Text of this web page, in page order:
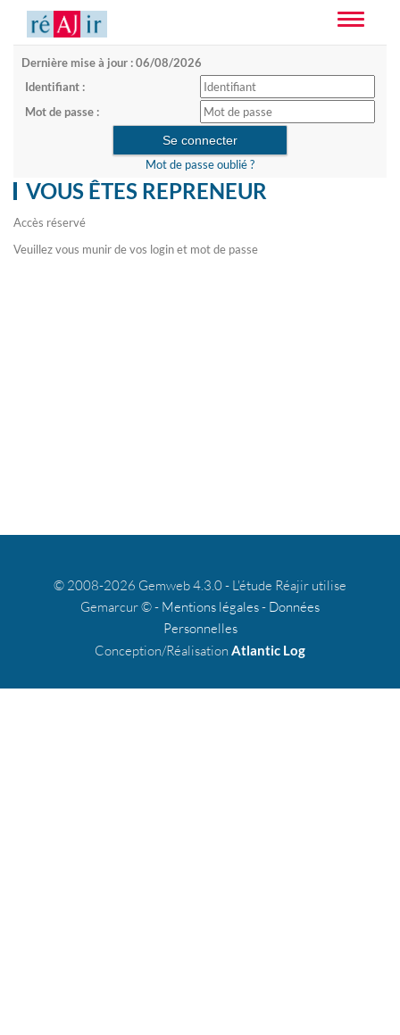
Toggle
Dernière mise à jour : 06/08/2026
Identifiant :
Mot de passe :
Mot de passe oublié ?
VOUS ÊTES REPRENEUR
Accès réservé
Veuillez vous munir de vos login et mot de passe
© 2008-2026 Gemweb 4.3.0 - L'étude Réajir utilise
Gemarcur © - Mentions légales- Données
Personnelles
Conception/Réalisation Atlantic Log